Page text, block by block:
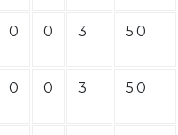
0 0 3 5.0
0 0 3 5.0